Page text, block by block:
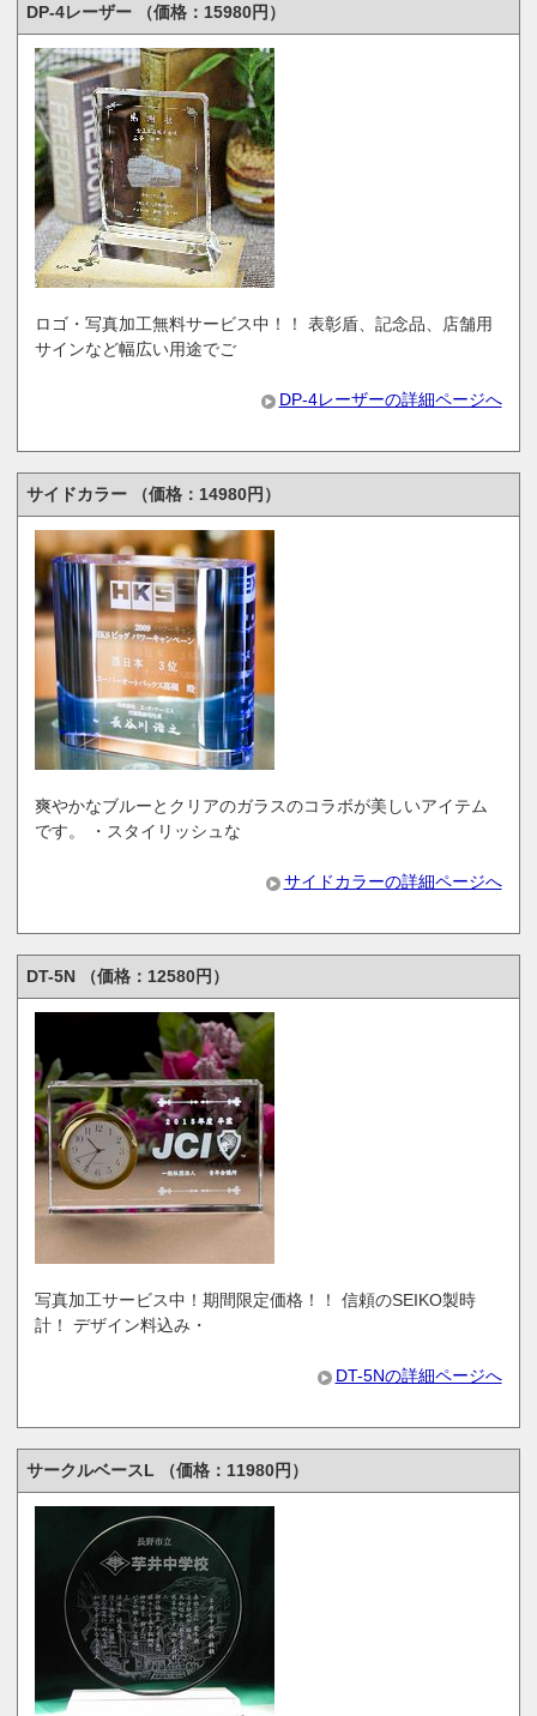
DP-4レーザー （価格：15980円）
ロゴ・写真加工無料サービス中！！ 表彰盾、記念品、店舗用
サインなど幅広い用途でご
DP-4レーザーの詳細ページへ
サイドカラー （価格：14980円）
爽やかなブルーとクリアのガラスのコラボが美しいアイテム
です。 ・スタイリッシュな
サイドカラーの詳細ページへ
DT-5N （価格：12580円）
写真加工サービス中！期間限定価格！！ 信頼のSEIKO製時
計！ デザイン料込み・
DT-5Nの詳細ページへ
サークルベースL （価格：11980円）